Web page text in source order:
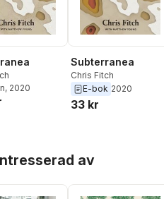
, 2020
Subterranea
Chris Fitch
E-bok 2020
33 kr
av